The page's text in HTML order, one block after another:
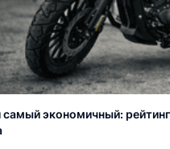
экономичный: